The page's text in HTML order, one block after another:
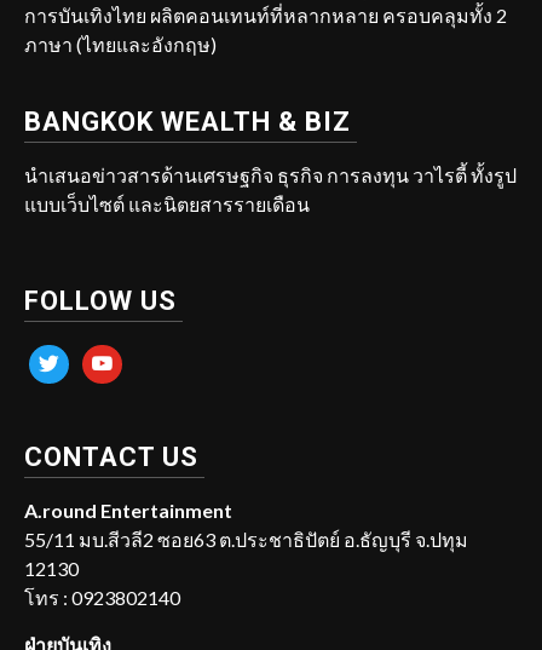
การบันเทิงไทย ผลิตคอนเทนท์ที่หลากหลาย ครอบคลุมทั้ง 2
ภาษา (ไทยและอังกฤษ)
BANGKOK WEALTH & BIZ
นำเสนอข่าวสารด้านเศรษฐกิจ ธุรกิจ การลงทุน วาไรตี้ ทั้งรูป
แบบเว็บไซต์ และนิตยสารรายเดือน
FOLLOW US
twitter youtube
CONTACT US
A.round Entertainment
55/11 มบ.สีวลี2 ซอย63 ต.ประชาธิปัตย์ อ.ธัญบุรี จ.ปทุม
12130
โทร : 0923802140
ฝ่ายบันเทิง